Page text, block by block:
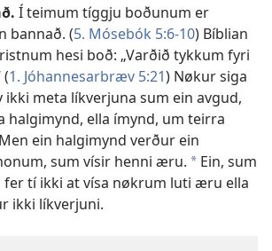
Í teimum tíggju boðunum er
bannað. (5. Mósebók 5:6-10) Bíblian
hesi boð: „Varðið tykkum fyri
1. Jóhannesarbræv 5:21) Nøkur siga
ikki meta líkverjuna sum ein avgud,
halgimynd, ella ímynd, um teirra
ein halgimynd verður ein
sum vísir henni æru. a Ein, sum
fer tí ikki at vísa nøkrum luti æru ella
ikki líkverjuni.